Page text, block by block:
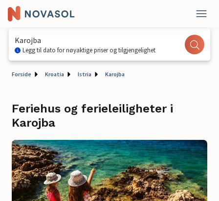
Karojba
Legg til dato for nøyaktige priser og tilgjengelighet
Forside Kroatia Istria Karojba
Feriehus og ferieleiligheter i
Karojba